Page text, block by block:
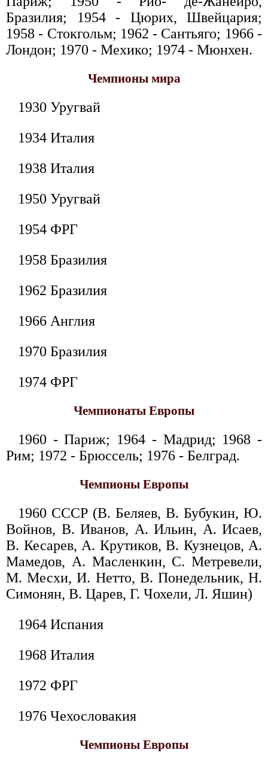
Бразилия; 1954 - Цюрих, Швейцария;
1958 - Стокгольм; 1962 - Сантьяго; 1966 -
Лондон; 1970 - Мехико; 1974 - Мюнхен.
Чемпионы мира
1930 Уругвай
1934 Италия
1938 Италия
1950 Уругвай
1954 ФРГ
1958 Бразилия
1962 Бразилия
1966 Англия
1970 Бразилия
1974 ФРГ
Чемпионаты Европы
1960 - Париж; 1964 - Мадрид; 1968 -
Рим; 1972 - Брюссель; 1976 - Белград.
Чемпионы Европы
1960 СССР (В. Беляев, В. Бубукин, Ю.
Войнов, В. Иванов, А. Ильин, А. Исаев,
В. Кесарев, А. Крутиков, В. Кузнецов, А.
Мамедов, А. Масленкин, С. Метревели,
М. Месхи, И. Нетто, В. Понедельник, Н.
Симонян, В. Царев, Г. Чохели, Л. Яшин)
1964 Испания
1968 Италия
1972 ФРГ
1976 Чехословакия
Чемпионы Европы